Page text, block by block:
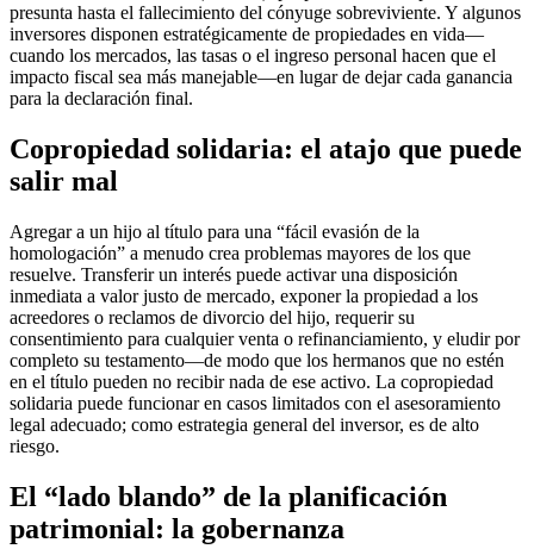
presunta hasta el fallecimiento del cónyuge sobreviviente. Y algunos
inversores disponen estratégicamente de propiedades en vida—
cuando los mercados, las tasas o el ingreso personal hacen que el
impacto fiscal sea más manejable—en lugar de dejar cada ganancia
para la declaración final.
Copropiedad solidaria: el atajo que puede
salir mal
Agregar a un hijo al título para una “fácil evasión de la
homologación” a menudo crea problemas mayores de los que
resuelve. Transferir un interés puede activar una disposición
inmediata a valor justo de mercado, exponer la propiedad a los
acreedores o reclamos de divorcio del hijo, requerir su
consentimiento para cualquier venta o refinanciamiento, y eludir por
completo su testamento—de modo que los hermanos que no estén
en el título pueden no recibir nada de ese activo. La copropiedad
solidaria puede funcionar en casos limitados con el asesoramiento
legal adecuado; como estrategia general del inversor, es de alto
riesgo.
El “lado blando” de la planificación
patrimonial: la gobernanza